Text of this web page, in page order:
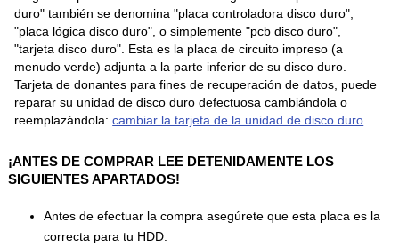
duro" también se denomina "placa controladora disco duro",
"placa lógica disco duro", o simplemente "pcb disco duro",
"tarjeta disco duro". Esta es la placa de circuito impreso (a
menudo verde) adjunta a la parte inferior de su disco duro.
Tarjeta de donantes para fines de recuperación de datos, puede
reparar su unidad de disco duro defectuosa cambiándola o
reemplazándola:cambiar la tarjeta de la unidad de disco duro
¡ANTES DE COMPRAR LEE DETENIDAMENTE LOS
SIGUIENTES APARTADOS!
Antes de efectuar la compra asegúrete que esta placa es la
correcta para tu HDD.